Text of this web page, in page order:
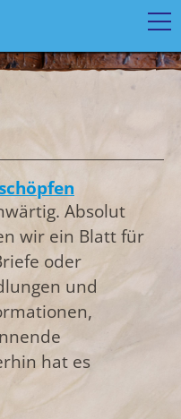
Absolut
wir ein Blatt für
oder
und
hat es